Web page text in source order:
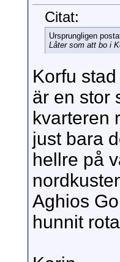
Citat:
Ursprungligen
Låter som att bo i
Korfu
är en stor
kvarteren
just bara
hellre på
Aghios
hunnit